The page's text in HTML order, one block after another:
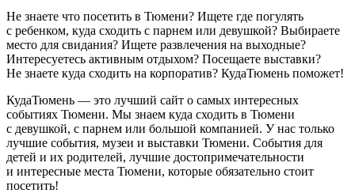
Не знаете что посетить в Тюмени? Ищете где погулять
с ребенком, куда сходить с парнем или девушкой? Выбираете
место для свидания? Ищете развлечения на выходные?
Интересуетесь активным отдыхом? Посещаете выставки?
Не знаете куда сходить на корпоратив? КудаТюмень поможет!
КудаТюмень — это лучший сайт о самых интересных
событиях Тюмени. Мы знаем куда сходить в Тюмени
с девушкой, с парнем или большой компанией. У нас только
лучшие события, музеи и выставки Тюмени. События для
детей и их родителей, лучшие достопримечательности
и интересные места Тюмени, которые обязательно стоит
посетить!